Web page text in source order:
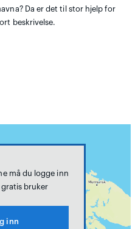
Da er det til stor hjelp for
beskrivelse.
må du logge inn
gratis bruker
inn